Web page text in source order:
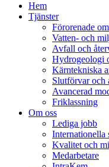
Hem
Tjänster
Förorenade
Vatten- och
Avfall och
Hydrogeologi
Kärntekniska
Slutförvar och
Avancerad
Friklassning
Om oss
Lediga jobb
Internationella
Kvalitet och
Medarbetare